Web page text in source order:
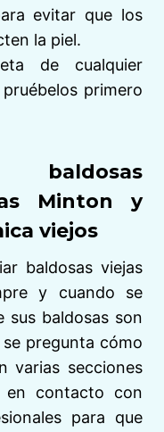
evitar que los
la piel.
de cualquier
primero
Minton y
viejos
baldosas viejas
y cuando se
sus baldosas son
se pregunta cómo
varias secciones
en contacto con
para que